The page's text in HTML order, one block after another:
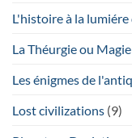
L'histoire à la
La Théurgie ou
Les énigmes de
Lost civilizations (9)